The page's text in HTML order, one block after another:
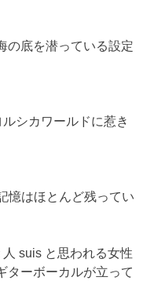
の底を潜っている設定
シカワールドに惹き
憶はほとんど残ってい
suis と思われる女性
ターボーカルが立って